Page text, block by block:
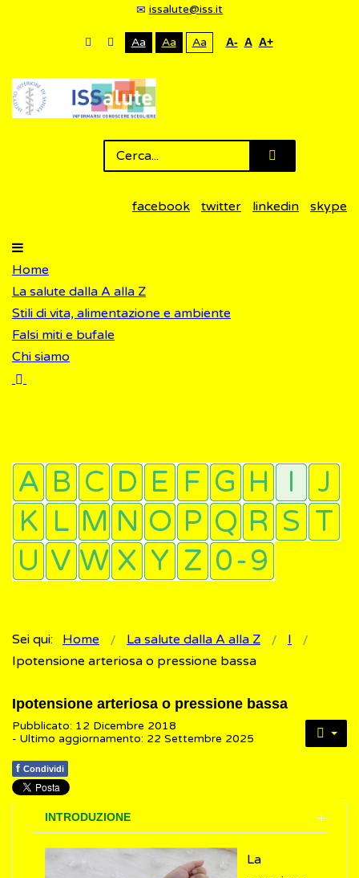
issalute@iss.it
Aa Aa Aa A- A A+
facebook twitter linkedin skype
Home
La salute dalla A alla Z
Stili di vita, alimentazione e ambiente
Falsi miti e bufale
Chi siamo
Sei qui: Home La salute dalla A alla Z
I
Ipotensione arteriosa o pressione bassa
Ipotensione arteriosa o pressione bassa
Pubblicato: 12 Dicembre 2018
- Ultimo aggiornamento: 22 Settembre 2025
f Condividi
INTRODUZIONE
La